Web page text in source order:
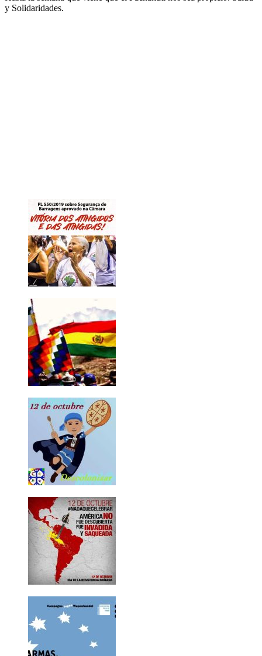
y Solidaridades.